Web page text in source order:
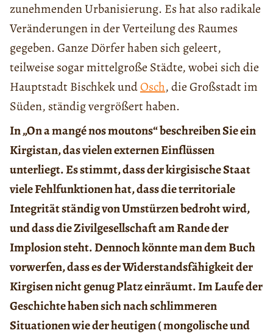
zunehmenden Urbanisierung. Es hat also radikale
Veränderungen in der Verteilung des Raumes
gegeben. Ganze Dörfer haben sich geleert,
teilweise sogar mittelgroße Städte, wobei sich die
Hauptstadt Bischkek undOsch, die Großstadt im
Süden, ständig vergrößert haben.
In „On a mangé nos moutons“ beschreiben Sie ein
Kirgistan, das vielen externen Einflüssen
unterliegt. Es stimmt, dass der kirgisische Staat
viele Fehlfunktionen hat, dass die territoriale
Integrität ständig von Umstürzen bedroht wird,
und dass die Zivilgesellschaft am Rande der
Implosion steht. Dennoch könnte man dem Buch
vorwerfen, dass es der Widerstandsfähigkeit der
Kirgisen nicht genug Platz einräumt. Im Laufe der
Geschichte haben sich nach schlimmeren
Situationen wie der heutigen ( mongolische und